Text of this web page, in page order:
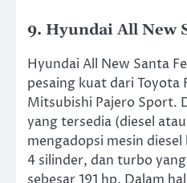
9. Hyundai All New
Hyundai All New Santa
pesaing kuat dari Toyota
Mitsubishi Pajero Sport.
yang tersedia (diesel
mengadopsi mesin
4 silinder, dan turbo
sebesar 191 hp. Dalam